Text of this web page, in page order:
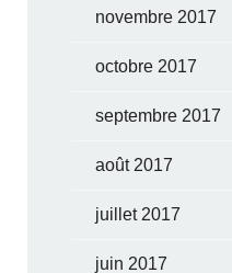
novembre 2017
octobre 2017
septembre 2017
août 2017
juillet 2017
juin 2017